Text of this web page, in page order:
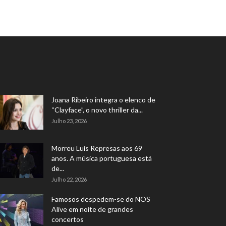
Joana Ribeiro integra o elenco de
“Clayface”, o novo thriller da...
Julho 23, 2026
Morreu Luís Represas aos 69
anos. A música portuguesa está
de...
Julho 22, 2026
Famosos despedem-se do NOS
Alive em noite de grandes
concertos